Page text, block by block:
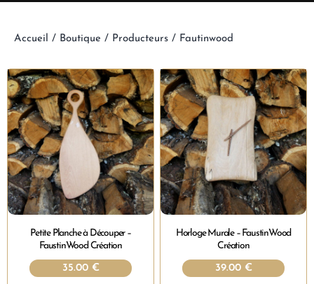
Accueil / Boutique / Producteurs / Fautinwood
Petite Planche à Découper –
FaustinWood Création
35.00 €
Horloge Murale – FaustinWood
Création
39.00 €